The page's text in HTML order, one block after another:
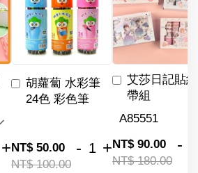
+
胡蘿蔔 水彩筆
24色 彩色筆
NT$ 50.00
NT$ 100.00
- +
艾莎日記貼
帶組
NT$ 90.00
NT$ 180.00
-